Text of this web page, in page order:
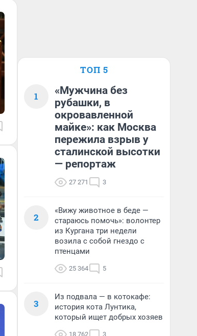
ТОП 5
1
«Мужчина без
рубашки, в
окровавленной
майке»: как Москва
пережила взрыв у
сталинской высотки
— репортаж
27 271 3
2
«Вижу животное в беде —
стараюсь помочь»: волонтер
из Кургана три недели
возила с собой гнездо с
птенцами
25 364 5
3
Из подвала — в котокафе:
история кота Лунтика,
который ищет добрых хозяев
18 762 3